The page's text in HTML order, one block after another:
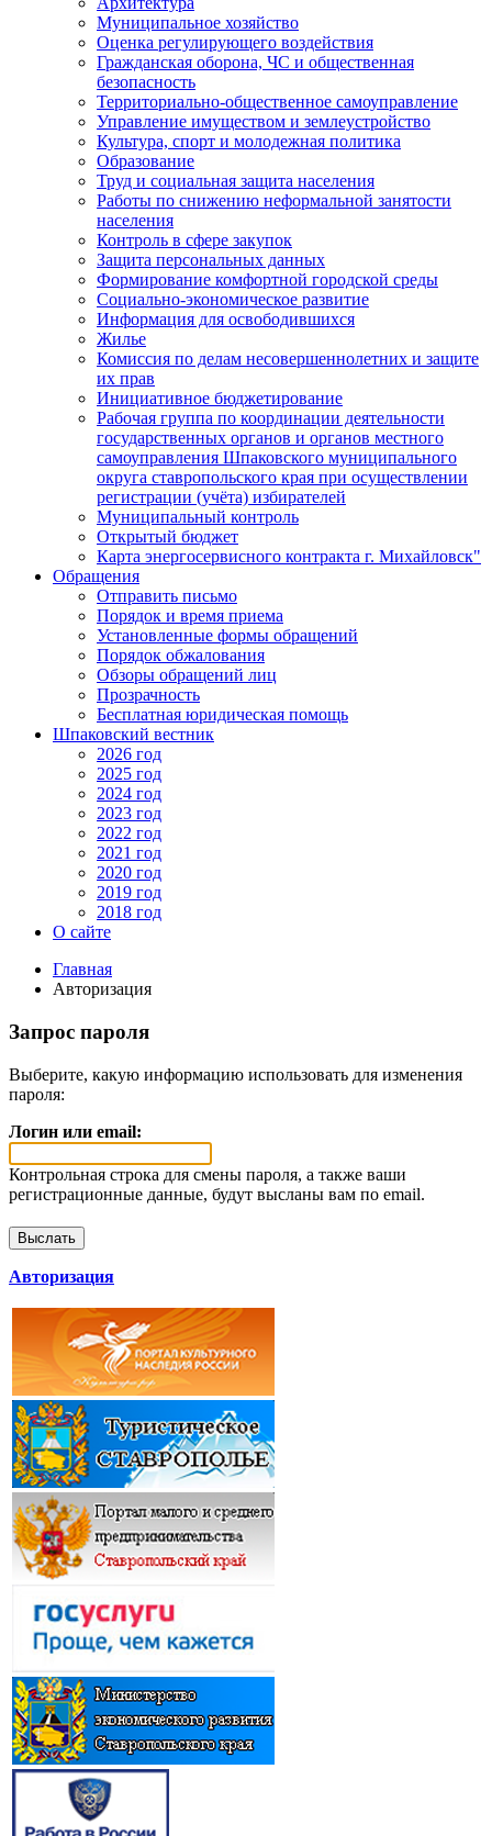
Муниципальное хозяйство
Оценка регулирующего воздействия
Гражданская оборона, ЧС и общественная
безопасность
Территориально-общественное самоуправление
Управление имуществом и землеустройство
Культура, спорт и молодежная политика
Образование
Труд и социальная защита населения
Работы по снижению неформальной занятости
населения
Контроль в сфере закупок
Защита персональных данных
Формирование комфортной городской среды
Социально-экономическое развитие
Информация для освободившихся
Жилье
Комиссия по делам несовершеннолетних и защите
их прав
Инициативное бюджетирование
Рабочая группа по координации деятельности
государственных органов и органов местного
самоуправления Шпаковского муниципального
округа ставропольского края при осуществлении
регистрации (учёта) избирателей
Муниципальный контроль
Открытый бюджет
Карта энергосервисного контракта г. Михайловск"
Обращения
Отправить письмо
Порядок и время приема
Установленные формы обращений
Порядок обжалования
Обзоры обращений лиц
Прозрачность
Бесплатная юридическая помощь
Шпаковский вестник
2026 год
2025 год
2024 год
2023 год
2022 год
2021 год
2020 год
2019 год
2018 год
О сайте
Главная
Авторизация
Запрос пароля
Выберите, какую информацию использовать для изменения
пароля:
Логин или email:
Контрольная строка для смены пароля, а также ваши
регистрационные данные, будут высланы вам по email.
Авторизация